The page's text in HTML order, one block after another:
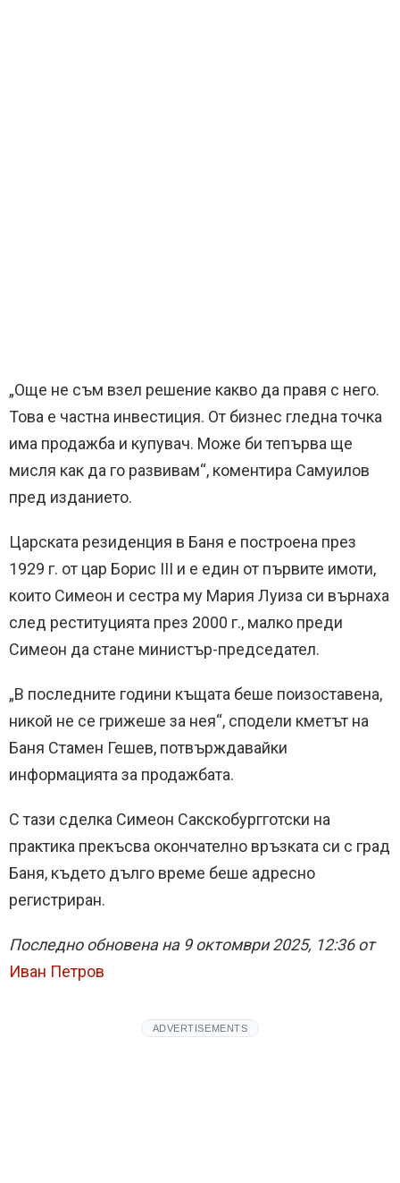
„Още не съм взел решение какво да правя с него.
Това е частна инвестиция. От бизнес гледна точка
има продажба и купувач. Може би тепърва ще
мисля как да го развивам“, коментира Самуилов
пред изданието.
Царската резиденция в Баня е построена през
1929 г. от цар Борис III и е един от първите имоти,
които Симеон и сестра му Мария Луиза си върнаха
след реституцията през 2000 г., малко преди
Симеон да стане министър-председател.
„В последните години къщата беше поизоставена,
никой не се грижеше за нея“, сподели кметът на
Баня Стамен Гешев, потвърждавайки
информацията за продажбата.
С тази сделка Симеон Сакскобургготски на
практика прекъсва окончателно връзката си с град
Баня, където дълго време беше адресно
регистриран.
Последно обновена на 9 октомври 2025, 12:36 от
Иван Петров
ADVERTISEMENTS